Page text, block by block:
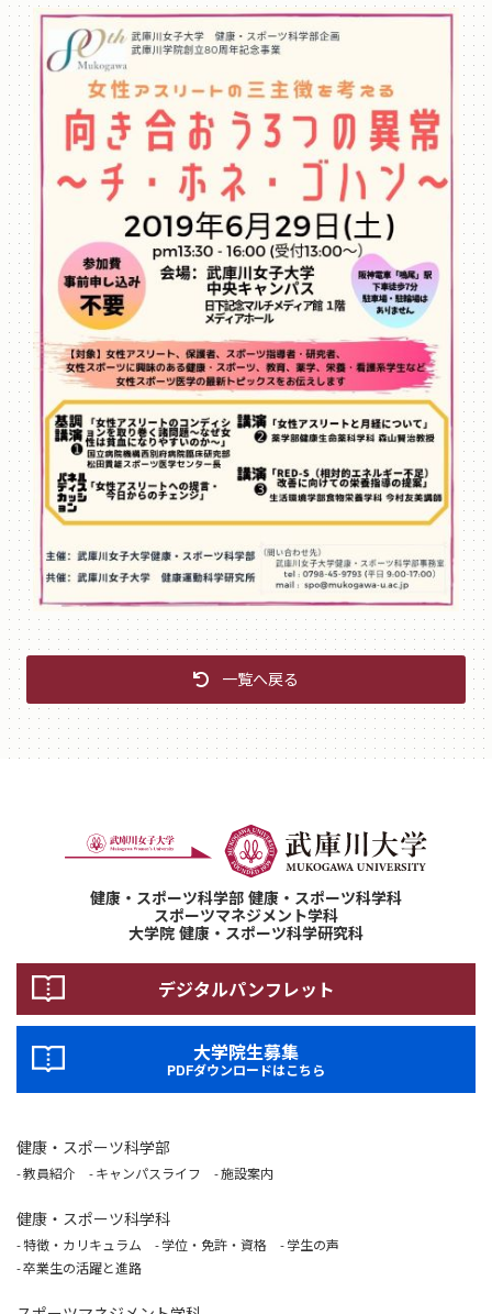
一覧へ戻る
健康・スポーツ科学部 健康・スポーツ科学科
スポーツマネジメント学科
大学院 健康・スポーツ科学研究科
デジタルパンフレット
大学院生募集
PDFダウンロードはこちら
健康・スポーツ科学部
教員紹介 キャンパスライフ 施設案内
健康・スポーツ科学科
特徴・カリキュラム 学位・免許・資格
学生の声
卒業生の活躍と進路